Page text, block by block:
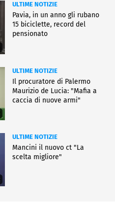
ULTIME NOTIZIE
Pavia, in un anno gli rubano
15 biciclette, record del
pensionato
ULTIME NOTIZIE
Il procuratore di Palermo
Maurizio de Lucia: "Mafia a
caccia di nuove armi"
ULTIME NOTIZIE
Mancini il nuovo ct "La
scelta migliore"